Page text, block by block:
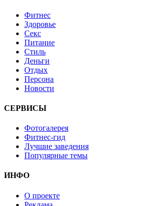
Фитнес
Здоровье
Секс
Питание
Стиль
Деньги
Отдых
Персона
Новости
СЕРВИСЫ
Фотогалерея
Фитнес-гид
Лучшие заведения
Популярные темы
ИНФО
О проекте